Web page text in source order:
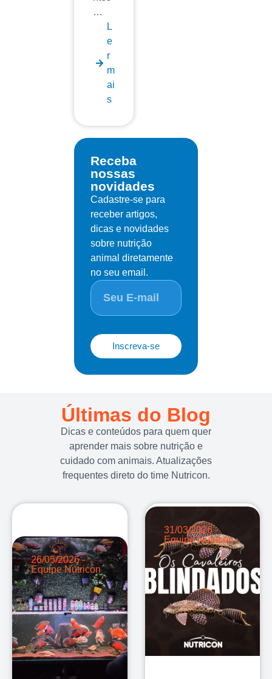
…
L
e
r
m
ai
s
Receba
nossas
novidades
Cadastre-se para
receber artigos,
dicas e novidades
sobre nutrição
animal diretamente
no seu email.
Inscreva-se
Últimas do Blog
Dicas e conteúdos para quem quer
aprender mais sobre nutrição e
cuidado com animais. Atualizações
frequentes direto do time Nutricon.
26/05/2026 -
Equipe Nutricon
31/03/2026 -
Equipe Nutricon